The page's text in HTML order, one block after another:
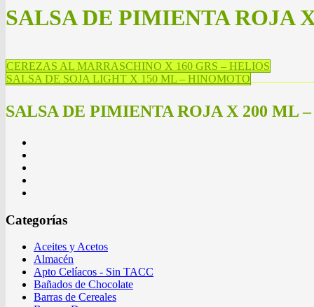
SALSA DE PIMIENTA ROJA
CEREZAS AL MARRASCHINO X 160 GRS – HELIOS
SALSA DE SOJA LIGHT X 150 ML – HINOMOTO
SALSA DE PIMIENTA ROJA X 200 ML
Categorías
Aceites y Acetos
Almacén
Apto Celíacos - Sin TACC
Bañados de Chocolate
Barras de Cereales